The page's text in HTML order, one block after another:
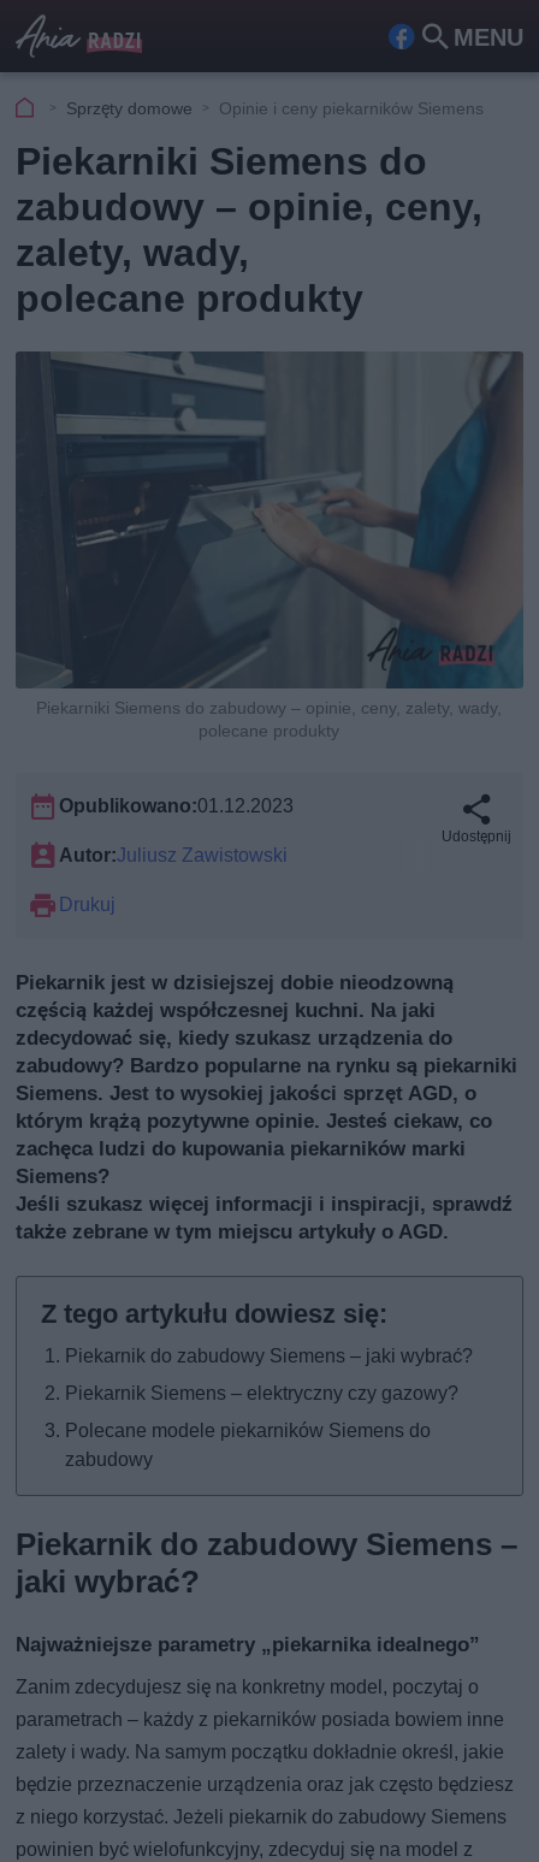
MENU
Fa
ook
Szu
kaj
Sprzęty domowe Opinie i ceny piekarników Siemens
Piekarniki Siemens do
zabudowy – opinie, ceny,
zalety, wady,
polecane produkty
Piekarniki Siemens do zabudowy – opinie, ceny, zalety, wady,
polecane produkty
Opublikowano:01.12.2023
Autor:Juliusz Zawistowski
Drukuj
Udostępnij
Piekarnik jest w dzisiejszej dobie nieodzowną
częścią każdej współczesnej kuchni. Na jaki
zdecydować się, kiedy szukasz urządzenia do
zabudowy? Bardzo popularne na rynku są piekarniki
Siemens. Jest to wysokiej jakości sprzęt AGD, o
którym krążą pozytywne opinie. Jesteś ciekaw, co
zachęca ludzi do kupowania piekarników marki
Siemens?
Jeśli szukasz więcej informacji i inspiracji, sprawdź
także zebrane w tym miejscu artykuły o AGD.
Piekarnik do zabudowy Siemens – jaki wybrać?
Piekarnik Siemens – elektryczny czy gazowy?
Polecane modele piekarników Siemens do
zabudowy
Piekarnik do zabudowy Siemens –
jaki wybrać?
Najważniejsze parametry „piekarnika idealnego”
Zanim zdecydujesz się na konkretny model, poczytaj o
parametrach – każdy z piekarników posiada bowiem inne
zalety i wady. Na samym początku dokładnie określ, jakie
będzie przeznaczenie urządzenia oraz jak często będziesz
z niego korzystać. Jeżeli piekarnik do zabudowy Siemens
powinien być wielofunkcyjny, zdecyduj się na model z